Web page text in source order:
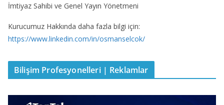
İmtiyaz Sahibi ve Genel Yayın Yönetmeni
Kurucumuz Hakkında daha fazla bilgi için:
https://www.linkedin.com/in/osmanselcok/
Bilişim Profesyonelleri | Reklamlar